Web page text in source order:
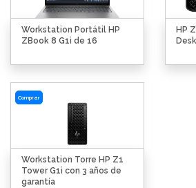
Workstation Portátil HP
ZBook 8 G1i de 16
HP
Comprar
Workstation Torre HP Z1
Tower G1i con 3 años de
garantía